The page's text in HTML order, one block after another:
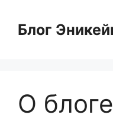
содержимому
Блог
О блоге